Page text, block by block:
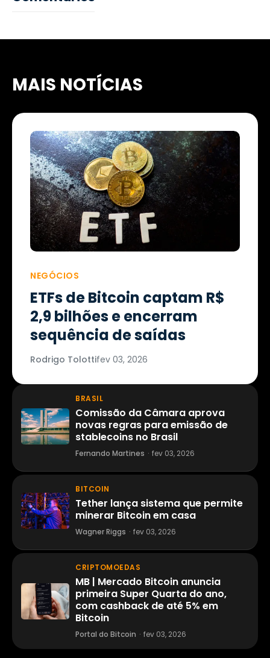
MAIS NOTÍCIAS
NEGÓCIOS
ETFs de Bitcoin captam R$
2,9 bilhões e encerram
sequência de saídas
Rodrigo Tolottifev 03, 2026
BRASIL
Comissão da Câmara aprova
novas regras para emissão de
stablecoins no Brasil
Fernando Martines · fev 03, 2026
BITCOIN
Tether lança sistema que permite
minerar Bitcoin em casa
Wagner Riggs · fev 03, 2026
CRIPTOMOEDAS
MB | Mercado Bitcoin anuncia
primeira Super Quarta do ano,
com cashback de até 5% em
Bitcoin
Portal do Bitcoin · fev 03, 2026